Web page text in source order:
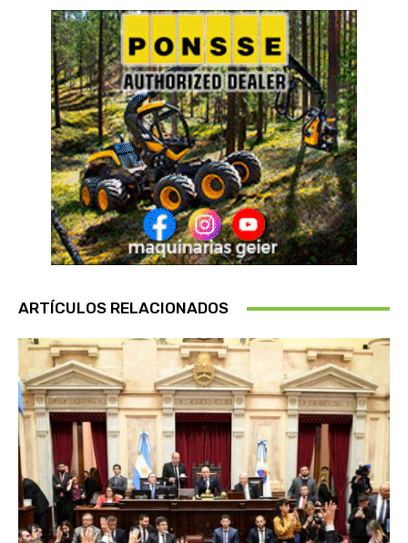
ARTÍCULOS RELACIONADOS